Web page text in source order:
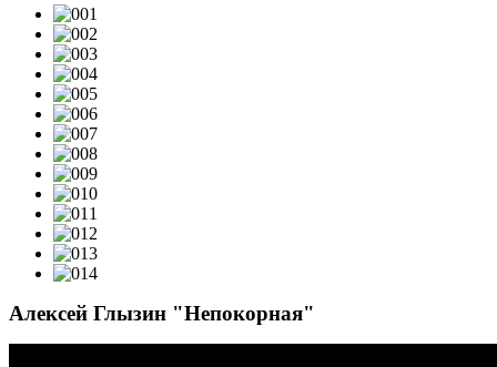
Алексей Глызин "Непокорная"